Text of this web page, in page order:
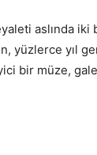
aslında
yüzlerce yıl
bir müze,